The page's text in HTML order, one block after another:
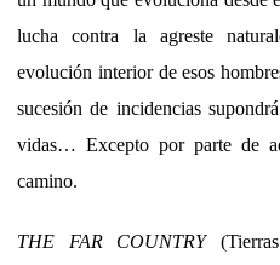
lucha contra la agreste
evolución interior de esos
sucesión de incidencias
vidas… Excepto por parte de
camino.
THE FAR COUNTRY